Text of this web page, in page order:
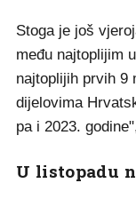
Stoga je još
među najtoplijim
najtoplijih prvih 9
dijelovima
pa i 2023.
U listopadu